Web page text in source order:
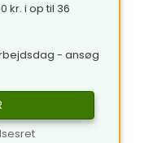
kr. i op til 36
- ansøg